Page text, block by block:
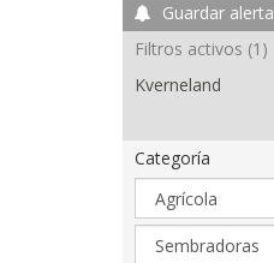
Guardar alerta
Filtros activos (1)
Kverneland
Categoría
Sector
Categoría